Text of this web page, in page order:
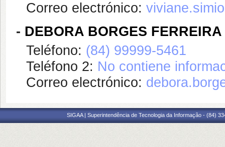
Correo electrónico:
- DEBORA BORGES FERREIRA
Teléfono: (84) 99999-5461
Teléfono 2: No contiene
Correo electrónico:
SIGAA | Superintendência de Tecnologia da Informação - (84)